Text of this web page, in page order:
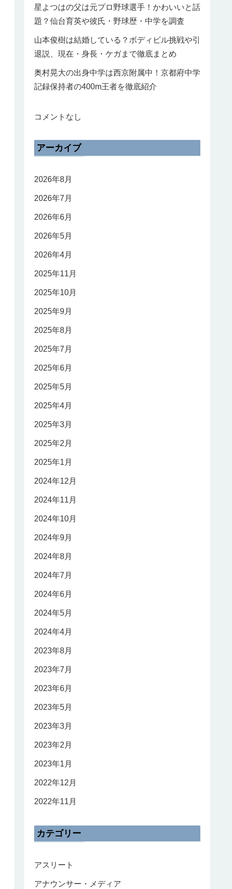
星よつはの父は元プロ野球選手！かわいいと話
題？仙台育英や彼氏・野球歴・中学を調査
山本俊樹は結婚している？ボディビル挑戦や引
退説、現在・身長・ケガまで徹底まとめ
奥村晃大の出身中学は西京附属中！京都府中学
記録保持者の400m王者を徹底紹介
コメントなし
アーカイブ
2026年8月
2026年7月
2026年6月
2026年5月
2026年4月
2025年11月
2025年10月
2025年9月
2025年8月
2025年7月
2025年6月
2025年5月
2025年4月
2025年3月
2025年2月
2025年1月
2024年12月
2024年11月
2024年10月
2024年9月
2024年8月
2024年7月
2024年6月
2024年5月
2024年4月
2023年8月
2023年7月
2023年6月
2023年5月
2023年3月
2023年2月
2023年1月
2022年12月
2022年11月
カテゴリー
アスリート
アナウンサー・メディア